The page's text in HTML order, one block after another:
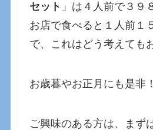
セット 」は４人前で３９
お店で食べると１人前１
で、これはどう考えても
お歳暮やお正月にも是非
ご興味のある方は、まず